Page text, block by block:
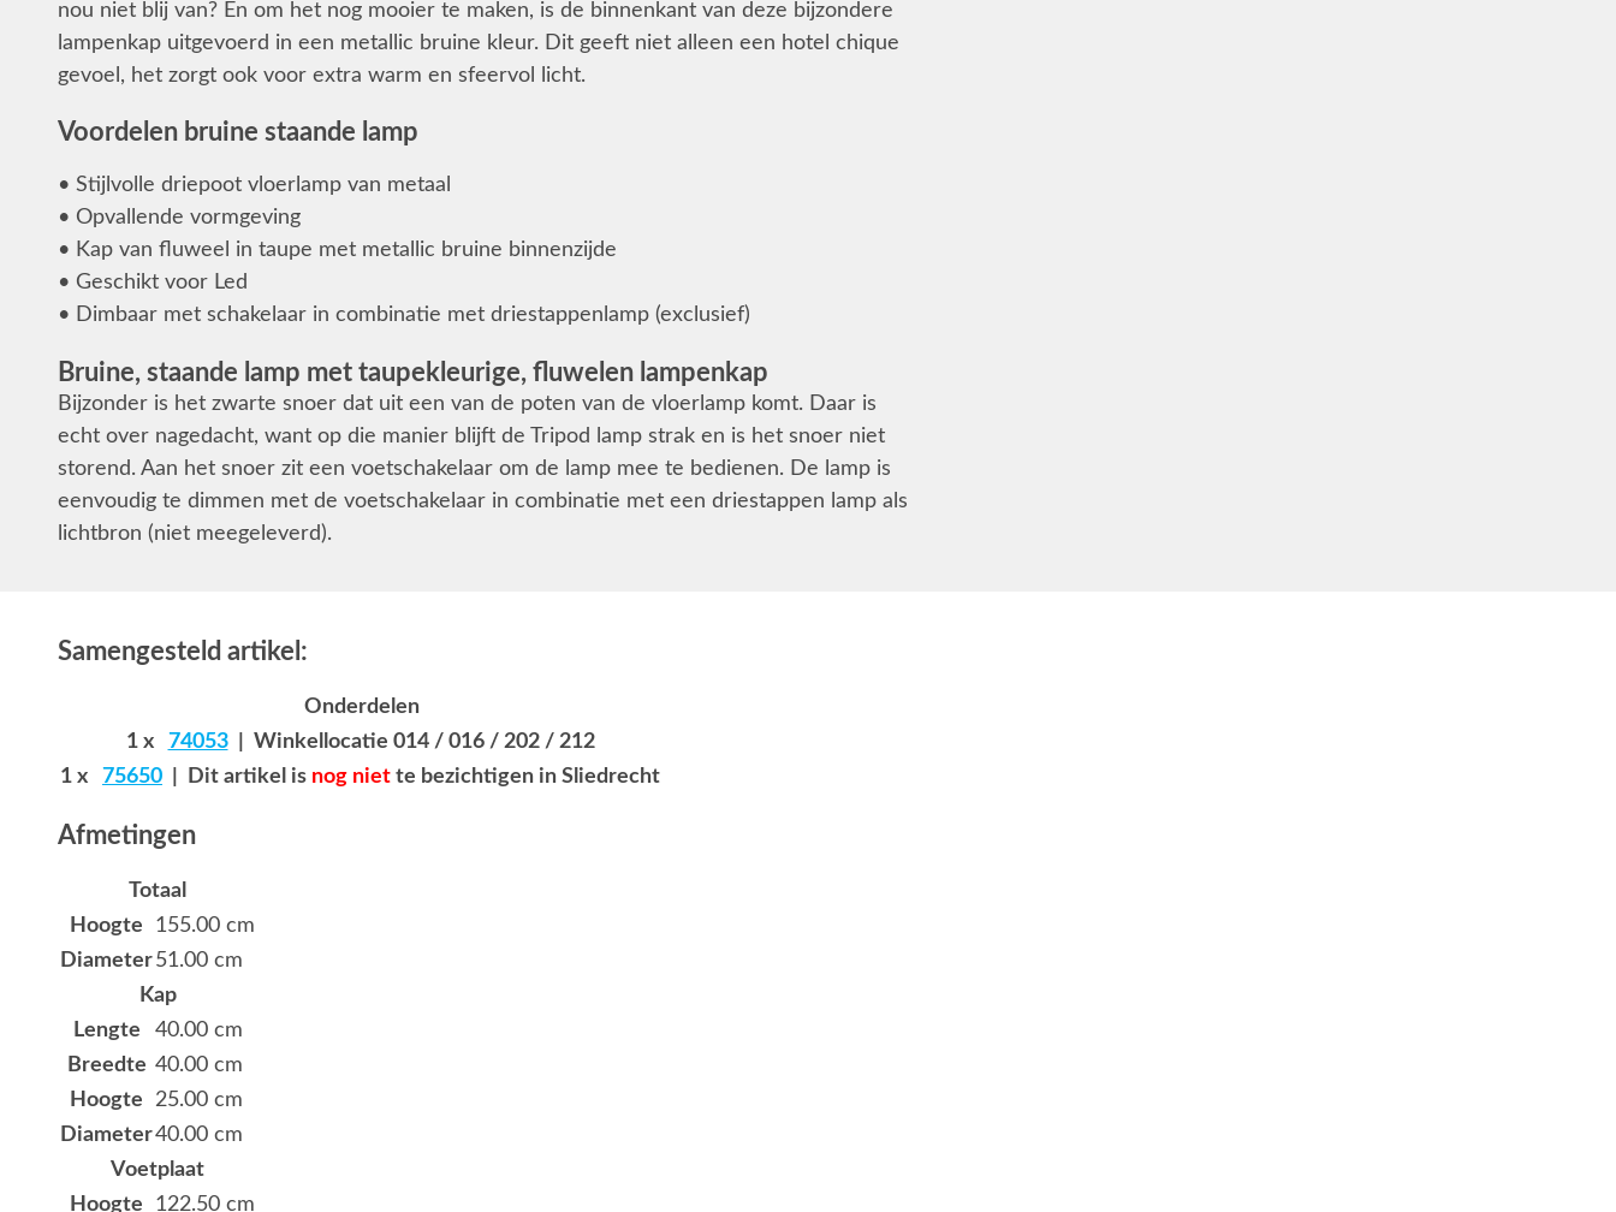
nou niet blij van? En om het nog mooier te maken, is de binnenkant van deze bijzondere
lampenkap uitgevoerd in een metallic bruine kleur. Dit geeft niet alleen een hotel chique
gevoel, het zorgt ook voor extra warm en sfeervol licht.
Voordelen bruine staande lamp
• Stijlvolle driepoot vloerlamp van metaal
• Opvallende vormgeving
• Kap van fluweel in taupe met metallic bruine binnenzijde
• Geschikt voor Led
• Dimbaar met schakelaar in combinatie met driestappenlamp (exclusief)
Bruine, staande lamp met taupekleurige, fluwelen lampenkap
Bijzonder is het zwarte snoer dat uit een van de poten van de vloerlamp komt. Daar is
echt over nagedacht, want op die manier blijft de Tripod lamp strak en is het snoer niet
storend. Aan het snoer zit een voetschakelaar om de lamp mee te bedienen. De lamp is
eenvoudig te dimmen met de voetschakelaar in combinatie met een driestappen lamp als
lichtbron (niet meegeleverd).
Samengesteld artikel:
Onderdelen
1 x 74053| Winkellocatie 014 / 016 / 202 / 212
1 x 75650 | Dit artikel is nog niet te bezichtigen in Sliedrecht
Afmetingen
Totaal
Hoogte
155.00 cm
Diameter51.00 cm
Kap
Lengte
40.00 cm
Breedte 40.00 cm
Hoogte
25.00 cm
Diameter40.00 cm
Voetplaat
Hoogte
122.50 cm